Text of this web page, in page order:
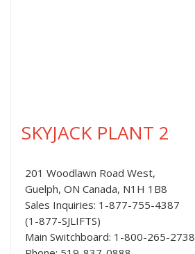
SKYJACK PLANT 2
201 Woodlawn Road West,
Guelph, ON Canada, N1H 1B8
Sales Inquiries: 1-877-755-4387
(1-877-SJLIFTS)
Main Switchboard: 1-800-265-2738